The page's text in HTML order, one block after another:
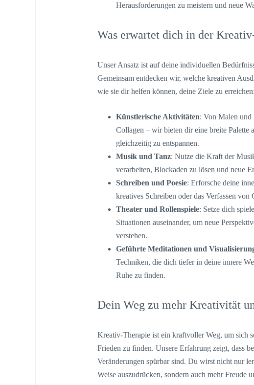
Herausforderungen zu meistern und neue
Was erwartet dich in der
Unser Ansatz ist auf deine individuellen
Gemeinsam entdecken wir, welche kreativen
wie sie dir helfen können, deine Ziele zu erreichen:
Künstlerische Aktivitäten: Von Malen und
Collagen – wir bieten dir eine breite Palette
gleichzeitig zu entspannen.
Musik und Tanz: Nutze die Kraft der
verarbeiten, Blockaden zu lösen und neue
Schreiben und Poesie: Erforsche deine
kreatives Schreiben oder das Verfassen von
Theater und Rollenspiele: Setze dich
Situationen auseinander, um neue
verstehen.
Geführte Meditationen und
Techniken, die dich tiefer in deine innere
Ruhe zu finden.
Dein Weg zu mehr Kreativität
Kreativ-Therapie ist ein kraftvoller Weg, um sich
Frieden zu finden. Unsere Erfahrung zeigt, dass
Veränderungen spürbar sind. Du wirst nicht nur
Weise auszudrücken, sondern auch mehr Freude